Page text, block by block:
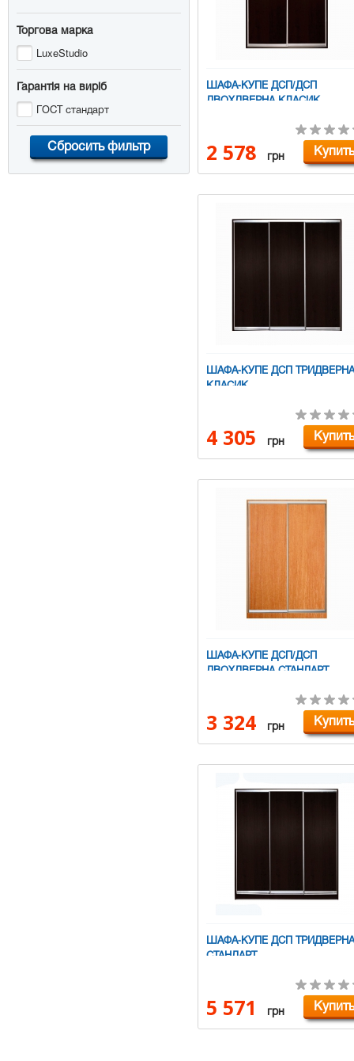
Торгова марка
LuxeStudio
Гарантія на виріб
ГОСТ стандарт
Сбросить фильтр
ШАФА-КУПЕ ДСП/ДСП
ДВОХДВЕРНА КЛАСИК
2 578 грн Купить
ШАФА-КУПЕ ДСП ТРИДВЕРНА
КЛАСИК
4 305 грн Купить
ШАФА-КУПЕ ДСП/ДСП
ДВОХДВЕРНА СТАНДАРТ
3 324 грн Купить
ШАФА-КУПЕ ДСП ТРИДВЕРНА
СТАНДАРТ
5 571 грн Купить